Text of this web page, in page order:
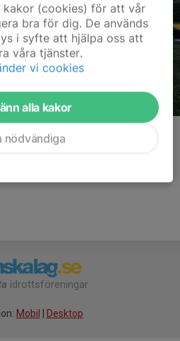
idrottsföreningar
Mobil | Desktop
kakor (cookies) för att vår
bra för dig. De används
i syfte att hjälpa oss att
våra tjänster.
vi cookies
alla kakor
nödvändiga